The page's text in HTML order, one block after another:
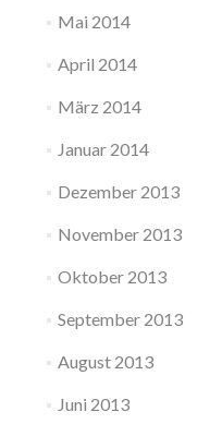
Mai 2014
April 2014
März 2014
Januar 2014
Dezember 2013
November 2013
Oktober 2013
September 2013
August 2013
Juni 2013